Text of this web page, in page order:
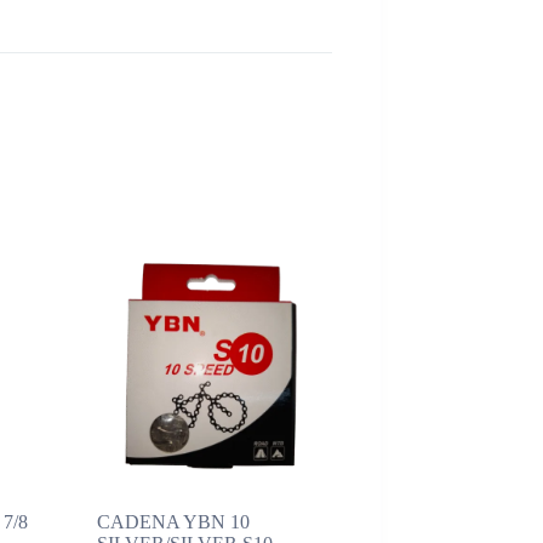
8
CADENA YBN 10